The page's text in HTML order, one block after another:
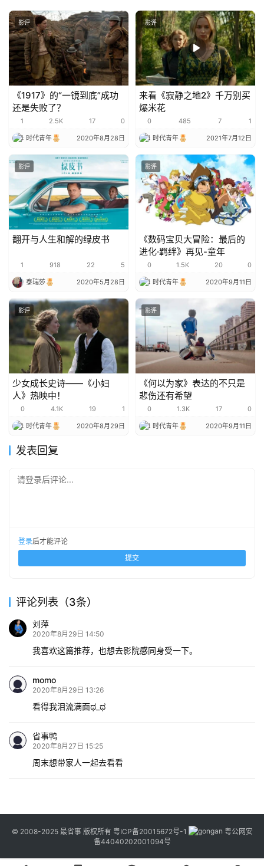
影评
《1917》的“一镜到底”成功
还是失败了？
1 2.5K 17 0
时代青年 2020年8月28日
影评
来看《寂静之地2》千万别买
爆米花
0 485 7 1
时代青年 2021年7月12日
影评
翻开与人生和解的绿皮书
1 918 22 5
泰瑞莎 2020年5月28日
影评
《数码宝贝大冒险：最后的
进化·羁绊》再见-童年
0 1.5K 20 0
时代青年 2020年9月11日
影评
少女成长史诗——《小妇
人》热映中！
0 4.1K 19 1
时代青年 2020年8月29日
影评
《何以为家》表达的不只是
悲伤还有希望
0 1.3K 17 0
时代青年 2020年9月11日
发表回复
请登录后评论...
登录后才能评论
提交
评论列表（3条）
刘萍
2020年8月29日 14:50
我喜欢这篇推荐，也想去影院感同身受一下。
momo
2020年8月29日 13:26
看得我泪流满面ಥ_ಥ
省事鸭
2020年8月27日 15:25
周末想带家人一起去看看
© 2008-2025 最省事 版权所有 粤ICP备20015672号-1
粤公网安
备44040202001094号